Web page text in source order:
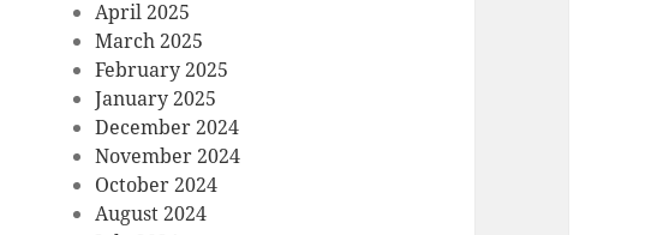
April 2025
March 2025
February 2025
January 2025
December 2024
November 2024
October 2024
August 2024